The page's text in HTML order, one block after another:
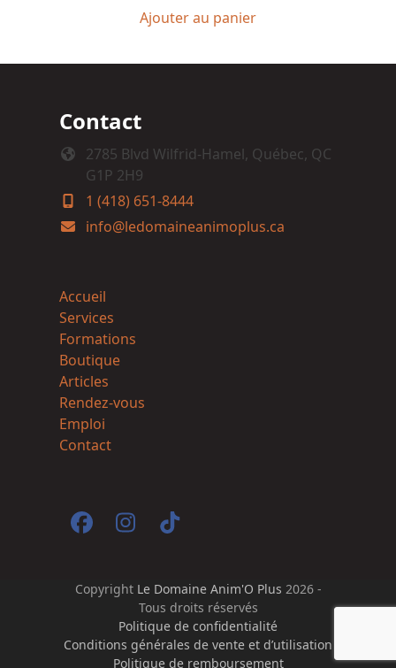
Ajouter au panier
Contact
2785 Blvd Wilfrid-Hamel, Québec, QC
G1P 2H9
1 (418) 651-8444
info@ledomaineanimoplus.ca
Accueil
Services
Formations
Boutique
Articles
Rendez-vous
Emploi
Contact
Facebook
Instagram
Tiktok
Copyright Le Domaine Anim'O Plus 2026 -
Tous droits réservés
Politique de confidentialité
Conditions générales de vente et d’utilisation
Politique de remboursement